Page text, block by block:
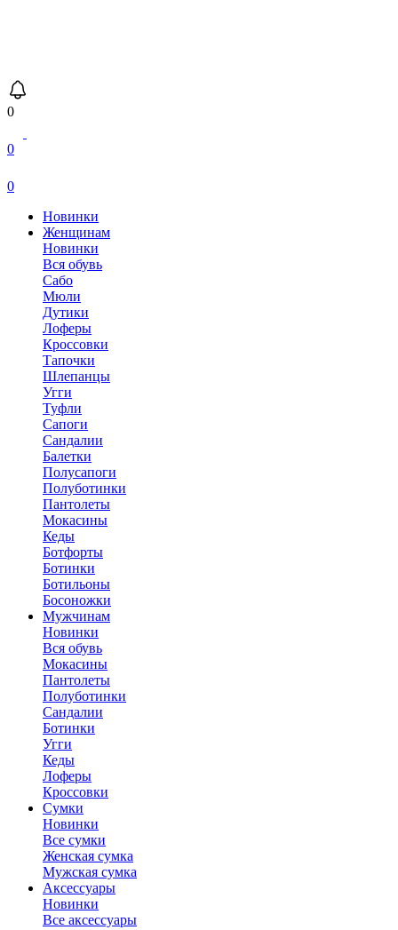
0
0
0
Новинки
Женщинам
Новинки
Вся обувь
Сабо
Мюли
Дутики
Лоферы
Кроссовки
Тапочки
Шлепанцы
Угги
Туфли
Сапоги
Сандалии
Балетки
Полусапоги
Полуботинки
Пантолеты
Мокасины
Кеды
Ботфорты
Ботинки
Ботильоны
Босоножки
Мужчинам
Новинки
Вся обувь
Мокасины
Пантолеты
Полуботинки
Сандалии
Ботинки
Угги
Кеды
Лоферы
Кроссовки
Сумки
Новинки
Все сумки
Женская сумка
Мужская сумка
Аксессуары
Новинки
Все аксессуары